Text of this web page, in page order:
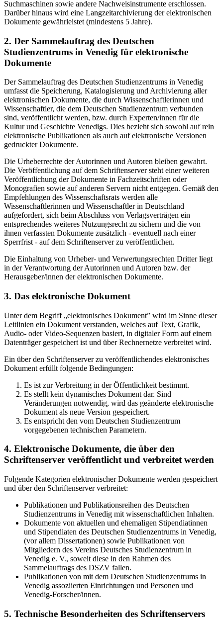
Suchmaschinen sowie andere Nachweisinstrumente erschlossen.
Darüber hinaus wird eine Langzeitarchivierung der elektronischen
Dokumente gewährleistet (mindestens 5 Jahre).
2. Der Sammelauftrag des Deutschen
Studienzentrums in Venedig für elektronische
Dokumente
Der Sammelauftrag des Deutschen Studienzentrums in Venedig
umfasst die Speicherung, Katalogisierung und Archivierung aller
elektronischen Dokumente, die durch Wissenschaftlerinnen und
Wissenschaftler, die dem Deutschen Studienzentrum verbunden
sind, veröffentlicht werden, bzw. durch Experten/innen für die
Kultur und Geschichte Venedigs. Dies bezieht sich sowohl auf rein
elektronische Publikationen als auch auf elektronische Versionen
gedruckter Dokumente.
Die Urheberrechte der Autorinnen und Autoren bleiben gewahrt.
Die Veröffentlichung auf dem Schriftenserver steht einer weiteren
Veröffentlichung der Dokumente in Fachzeitschriften oder
Monografien sowie auf anderen Servern nicht entgegen. Gemäß den
Empfehlungen des Wissenschaftsrats werden alle
Wissenschaftlerinnen und Wissenschaftler in Deutschland
aufgefordert, sich beim Abschluss von Verlagsverträgen ein
entsprechendes weiteres Nutzungsrecht zu sichern und die von
ihnen verfassten Dokumente zusätzlich - eventuell nach einer
Sperrfrist - auf dem Schriftenserver zu veröffentlichen.
Die Einhaltung von Urheber- und Verwertungsrechten Dritter liegt
in der Verantwortung der Autorinnen und Autoren bzw. der
Herausgeber/innen der elektronischen Dokumente.
3. Das elektronische Dokument
Unter dem Begriff „elektronisches Dokument” wird im Sinne dieser
Leitlinien ein Dokument verstanden, welches auf Text, Grafik,
Audio- oder Video-Sequenzen basiert, in digitaler Form auf einem
Datenträger gespeichert ist und über Rechnernetze verbreitet wird.
Ein über den Schriftenserver zu veröffentlichendes elektronisches
Dokument erfüllt folgende Bedingungen:
Es ist zur Verbreitung in der Öffentlichkeit bestimmt.
Es stellt kein dynamisches Dokument dar. Sind
Veränderungen notwendig, wird das geänderte elektronische
Dokument als neue Version gespeichert.
Es entspricht den vom Deutschen Studienzentrum
vorgegebenen technischen Parametern.
4. Elektronische Dokumente, die über den
Schriftenserver veröffentlicht und verbreitet werden
Folgende Kategorien elektronischer Dokumente werden gespeichert
und über den Schriftenserver verbreitet:
Publikationen und Publikationsreihen des Deutschen
Studienzentrums in Venedig mit wissenschaftlichen Inhalten.
Dokumente von aktuellen und ehemaligen Stipendiatinnen
und Stipendiaten des Deutschen Studienzentrums in Venedig,
(vor allem Dissertationen) sowie Publikationen von
Mitgliedern des Vereins Deutsches Studienzentrum in
Venedig e. V., soweit diese in den Rahmen des
Sammelauftrags des DSZV fallen.
Publikationen von mit dem Deutschen Studienzentrums in
Venedig assoziierten Einrichtungen und Personen und
Venedig-Forscher/innen.
5. Technische Besonderheiten des Schriftenservers